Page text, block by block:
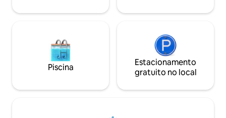
Piscina
Estacionamento
gratuito no local